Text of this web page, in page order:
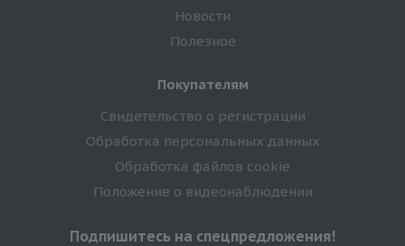
Новости
Полезное
Покупателям
Свидетельство о регистрации
Обработка персональных данных
Обработка файлов cookie
Положение о видеонаблюдении
Подпишитесь на спецпредложения!